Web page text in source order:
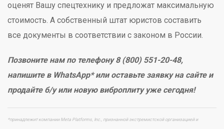
оценят Вашу спецтехнику и предложат максимальную
стоимость. А собственный штат юристов составить
все документы в соответствии с законом в России.
Позвоните нам по телефону 8 (800) 551-20-48,
напишите в WhatsApp* или оставьте заявку на сайте и
продайте б/у или новую виброплиту уже сегодня!
*принадлежит компании Meta Platforms, Inc., признанной экстремистской организацией и